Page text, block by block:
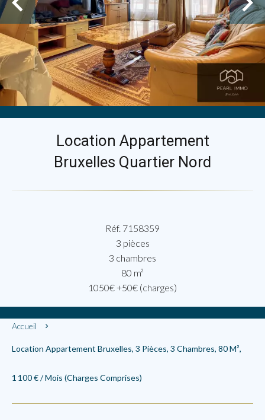
Location Appartement
Bruxelles Quartier Nord
Réf. 7158359
3 pièces
3 chambres
80 m²
1050€ +50€ (charges)
Accueil
Location Appartement Bruxelles, 3 Pièces, 3 Chambres, 80 M²,
1 100 € / Mois (Charges Comprises)